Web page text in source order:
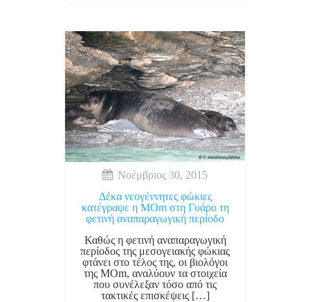
Νοέμβριος 30, 2015
Δέκα νεογέννητες φώκιες
κατέγραψε η MOm στη Γυάρο τη
φετινή αναπαραγωγική περίοδο
Καθώς η φετινή αναπαραγωγική
περίοδος της μεσογειακής φώκιας
φτάνει στο τέλος της, οι βιολόγοι
της MΟm, αναλύουν τα στοιχεία
που συνέλεξαν τόσο από τις
τακτικές επισκέψεις […]